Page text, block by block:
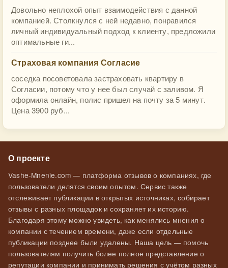
Довольно неплохой опыт взаимодействия с данной
компанией. Столкнулся с ней недавно, понравился
личный индивидуальный подход к клиенту, предложили
оптимальные ги...
Страховая компания Согласие
соседка посоветовала застраховать квартиру в
Согласии, потому что у нее был случай с заливом. Я
оформила онлайн, полис пришел на почту за 5 минут.
Цена 3900 руб...
О проекте
Vashe-Mnenie.com — платформа отзывов о компаниях, где
пользователи делятся своим опытом. Сервис также
отслеживает публикации в открытых источниках, собирает
отзывы с разных площадок и сохраняет их историю.
Благодаря этому можно увидеть, как менялись мнения о
компании с течением времени, даже если отдельные
публикации позднее были удалены. Наша цель — помочь
пользователям получить более полное представление о
репутации компании и принимать решения с учётом разных